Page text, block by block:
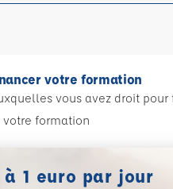
votre formation
vous avez droit pour
votre formation
à 1 euro par jour